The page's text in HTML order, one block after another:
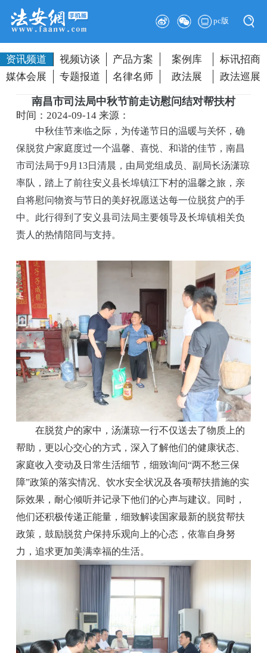
pc版
资讯频道 视频访谈 产品方案 案例库
标讯招商
媒体会展
专题报道 名律名师 政法展 政法巡展
南昌市司法局中秋节前走访慰问结对帮扶村
时间：2024-09-14来源：
中秋佳节来临之际，为传递节日的温暖与关怀，确
保脱贫户家庭度过一个温馨、喜悦、和谐的佳节，南昌
市司法局于9月13日清晨，由局党组成员、副局长汤潇琼
率队，踏上了前往安义县长埠镇江下村的温馨之旅，亲
自将慰问物资与节日的美好祝愿送达每一位脱贫户的手
中。此行得到了安义县司法局主要领导及长埠镇相关负
责人的热情陪同与支持。
在脱贫户的家中，汤潇琼一行不仅送去了物质上的
帮助，更以心交心的方式，深入了解他们的健康状态、
家庭收入变动及日常生活细节，细致询问“两不愁三保
障”政策的落实情况、饮水安全状况及各项帮扶措施的实
际效果，耐心倾听并记录下他们的心声与建议。同时，
他们还积极传递正能量，细致解读国家最新的脱贫帮扶
政策，鼓励脱贫户保持乐观向上的心态，依靠自身努
力，追求更加美满幸福的生活。